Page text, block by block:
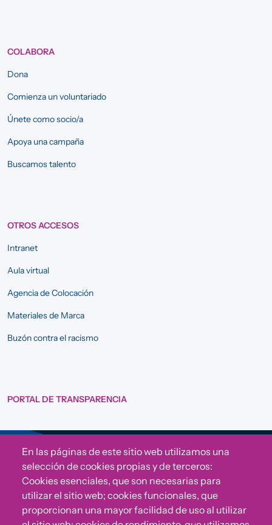
COLABORA
Dona
Comienza un voluntariado
Únete como socio/a
Apoya una campaña
Buscamos talento
OTROS ACCESOS
Intranet
Aula virtual
Agencia de Colocación
Materiales de Marca
Buzón contra el racismo
PORTAL DE TRANSPARENCIA
Sigue a Comunidad CONVIVE
En las páginas de este sitio web utilizamos una
selección de cookies propias y de terceros:
Cookies esenciales, que son necesarias para
utilizar el sitio web; cookies funcionales, que
proporcionan una mayor facilidad de uso al utilizar